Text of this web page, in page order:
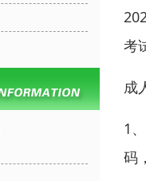
考
成
1
码